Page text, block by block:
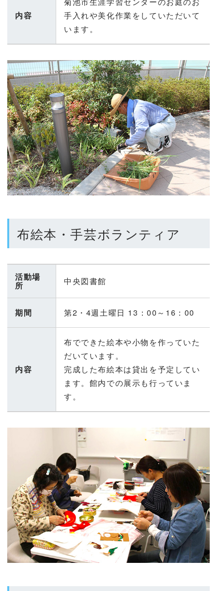
内容
手入れや美化作業をしていただいて
います。
布絵本・手芸ボランティア
活動場
所 中央図書館
期間 第2・4週土曜日 13：00～16：00
内容
布でできた絵本や小物を作っていた
だいています。
完成した布絵本は貸出を予定してい
ます。館内での展示も行っていま
す。